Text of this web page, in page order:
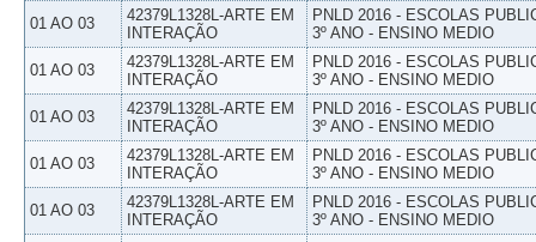
01 AO 03
42379L1328L-ARTE EM
INTERAÇÃO
PNLD 2016 - ESCOLAS
3º ANO - ENSINO MEDIO
01 AO 03
42379L1328L-ARTE EM
INTERAÇÃO
PNLD 2016 - ESCOLAS
3º ANO - ENSINO MEDIO
01 AO 03
42379L1328L-ARTE EM
INTERAÇÃO
PNLD 2016 - ESCOLAS
3º ANO - ENSINO MEDIO
01 AO 03
42379L1328L-ARTE EM
INTERAÇÃO
PNLD 2016 - ESCOLAS
3º ANO - ENSINO MEDIO
01 AO 03
42379L1328L-ARTE EM
INTERAÇÃO
PNLD 2016 - ESCOLAS
3º ANO - ENSINO MEDIO